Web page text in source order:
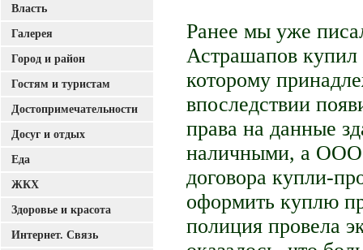
Ранее мы уже
Астрашапов
которому
впоследствии
права на данные
наличными, а ООО
договора купли-
оформить куплю
полиция провела
Власть
Галерея
Город и район
Гостям и туристам
Достопримечательности
Досуг и отдых
Еда
ЖКХ
Здоровье и красота
Интернет. Связь